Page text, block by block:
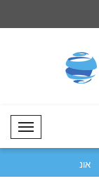
Mobil Menü